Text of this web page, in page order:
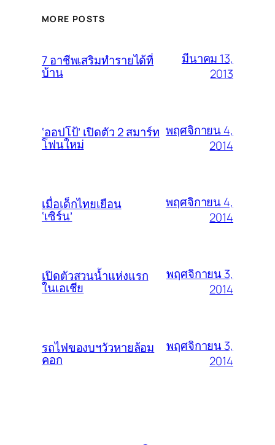
MORE POSTS
7 อาชีพเสริมทำรายได้ที่
บ้าน
มีนาคม 13,
2013
‘ออปโป้’ เปิดตัว 2 สมาร์ท
โฟนใหม่
พฤศจิกายน 4,
2014
เมื่อเด็กไทยเยือน
‘เซิร์น’
พฤศจิกายน 4,
2014
เปิดตัวสวนน้ำแห่งแรก
ในเอเชีย
พฤศจิกายน 3,
2014
รถไฟของบฯวัวหายล้อม
คอก
พฤศจิกายน 3,
2014